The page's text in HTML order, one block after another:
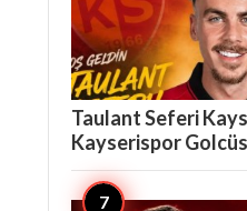
Taulant Seferi
Kayserispor